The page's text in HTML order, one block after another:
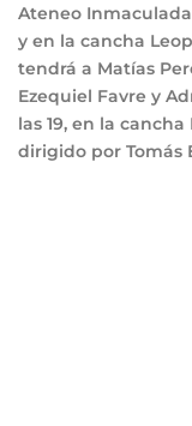
Ateneo
y en la cancha
tendrá a Matías
Ezequiel Favre y
las 19, en la
dirigido por Tomás